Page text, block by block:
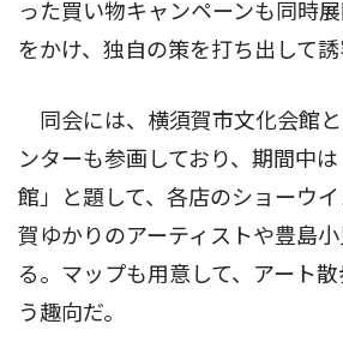
った買い物キャンペーンも同時
をかけ、独自の策を打ち出して誘
同会には、横須賀市文化会館
ンターも参画しており、期間中
館」と題して、各店のショーウ
賀ゆかりのアーティストや豊島
る。マップも用意して、アート
う趣向だ。